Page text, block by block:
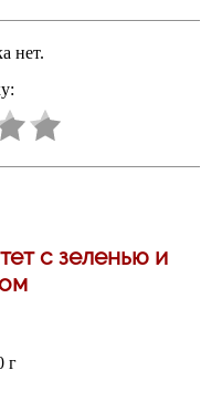
нет.
с зеленью и
г